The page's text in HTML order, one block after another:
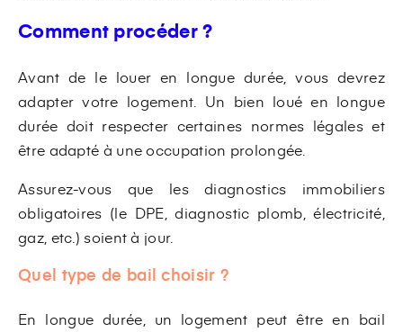
Comment procéder ?
Avant de le louer en longue durée, vous devrez
adapter votre logement. Un bien loué en longue
durée doit respecter certaines normes légales et
être adapté à une occupation prolongée.
Assurez-vous que les diagnostics immobiliers
obligatoires (le DPE, diagnostic plomb, électricité,
gaz, etc.) soient à jour.
Quel type de bail choisir ?
En longue durée, un logement peut être en bail